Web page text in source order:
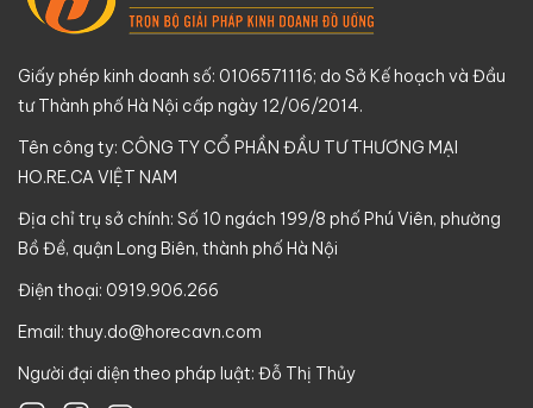
Giấy phép kinh doanh số: 0106571116; do Sở Kế hoạch và Đầu
tư Thành phố Hà Nội cấp ngày 12/06/2014.
Tên công ty: CÔNG TY CỔ PHẦN ĐẦU TƯ THƯƠNG MẠI
HO.RE.CA VIỆT NAM
Địa chỉ trụ sở chính: Số 10 ngách 199/8 phố Phú Viên, phường
Bồ Đề, quận Long Biên, thành phố Hà Nội
Điện thoại: 0919.906.266
Email: thuy.do@horecavn.com
Người đại diện theo pháp luật: Đỗ Thị Thủy